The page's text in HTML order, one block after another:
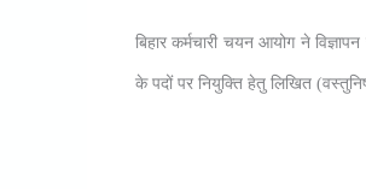
बिहार कर्मचारी चयन आयोग ने
के पदों पर नियुक्ति हेतु लिखित